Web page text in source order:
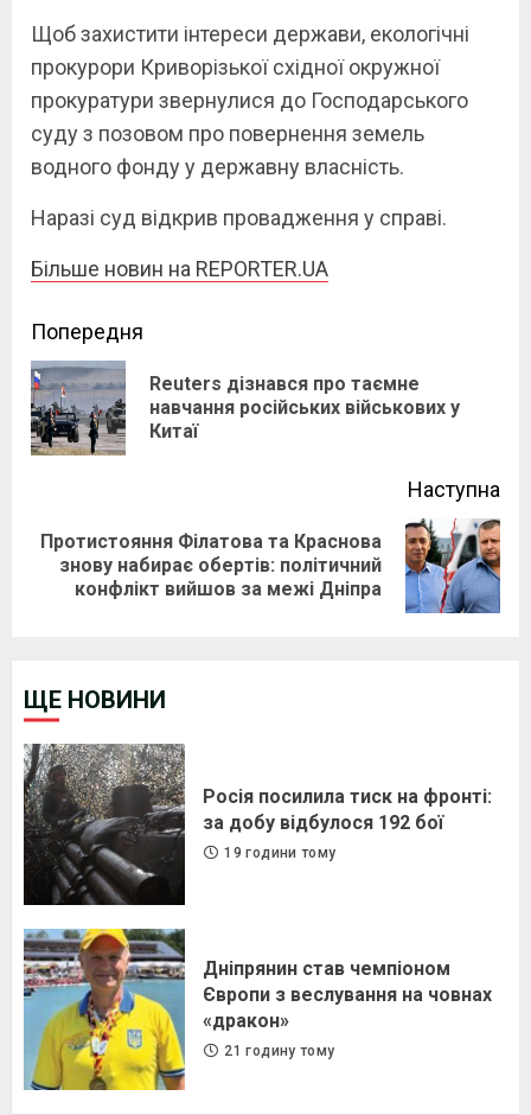
Щоб захистити інтереси держави, екологічні
прокурори Криворізької східної окружної
прокуратури звернулися до Господарського
суду з позовом про повернення земель
водного фонду у державну власність.
Наразі суд відкрив провадження у справі.
Більше новин на REPORTER.UA
Continue
Reading
Попередня
Reuters дізнався про таємне
навчання російських військових у
Китаї
Наступна
Next
post:
Протистояння Філатова та Краснова
знову набирає обертів: політичний
конфлікт вийшов за межі Дніпра
ЩЕ НОВИНИ
Росія посилила тиск на фронті:
за добу відбулося 192 бої
19 години тому
Дніпрянин став чемпіоном
Європи з веслування на човнах
«дракон»
21 годину тому